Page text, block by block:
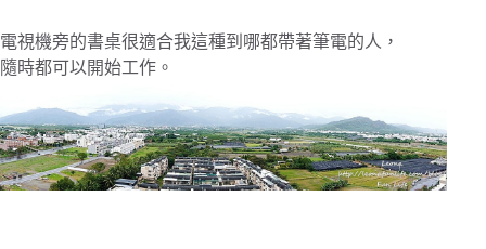
電視機旁的書桌很適合我這種到哪都帶著筆電的人，
隨時都可以開始工作。